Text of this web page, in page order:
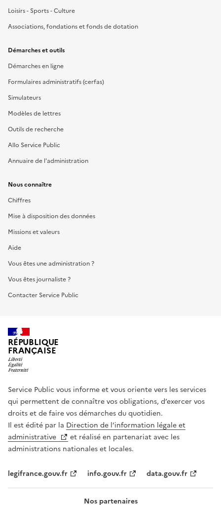
Loisirs - Sports - Culture
Associations, fondations et fonds de dotation
Démarches et outils
Démarches en ligne
Formulaires administratifs (cerfas)
Simulateurs
Modèles de lettres
Outils de recherche
Allo Service Public
Annuaire de l'administration
Nous connaître
Chiffres
Mise à disposition des données
Missions et valeurs
Aide
Vous êtes une administration ?
Vous êtes journaliste ?
Contacter Service Public
RÉPUBLIQUE
FRANÇAISE
Service Public vous informe et vous oriente vers les services
qui permettent de connaître vos obligations, d’exercer vos
droits et de faire vos démarches du quotidien.
Il est édité par la Direction de l’information légale et
administrative
et réalisé en partenariat avec les
administrations nationales et locales.
legifrance.gouv.fr info.gouv.fr data.gouv.fr
Nos partenaires